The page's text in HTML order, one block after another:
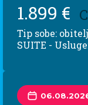
1.899 €
Tip sobe:
SUITE -